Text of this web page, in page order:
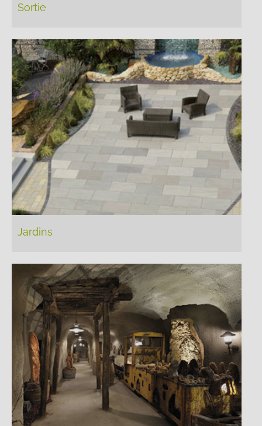
Sortie
Jardins